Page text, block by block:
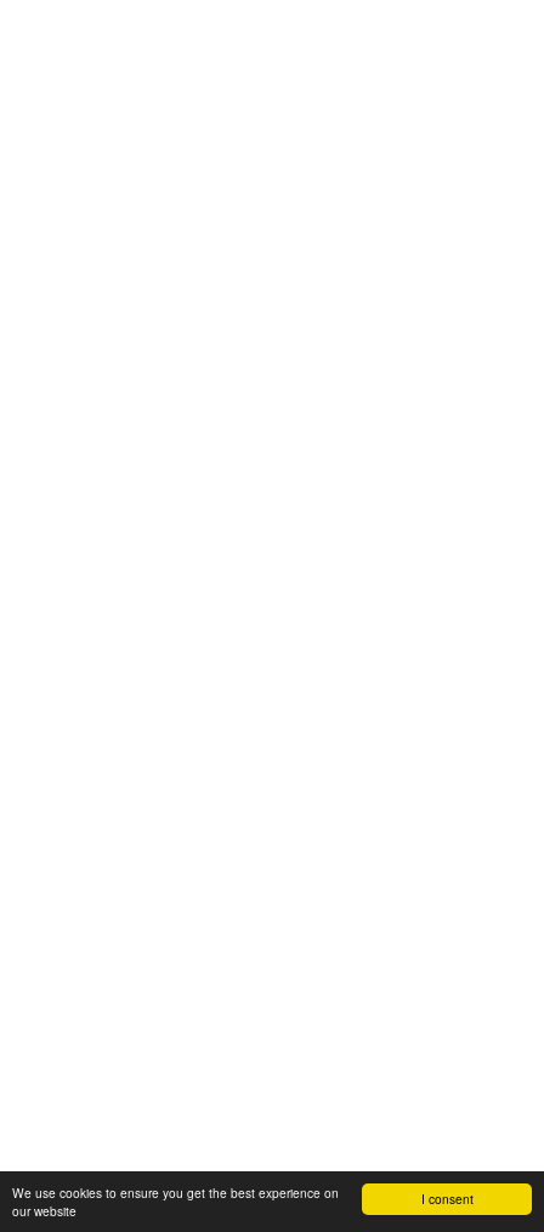
I consent
We use cookies to ensure you get the best experience on
our website